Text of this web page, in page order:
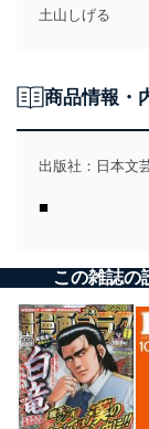
土山しげる
商品情報・
出版社： 日本文
■
この雑誌の